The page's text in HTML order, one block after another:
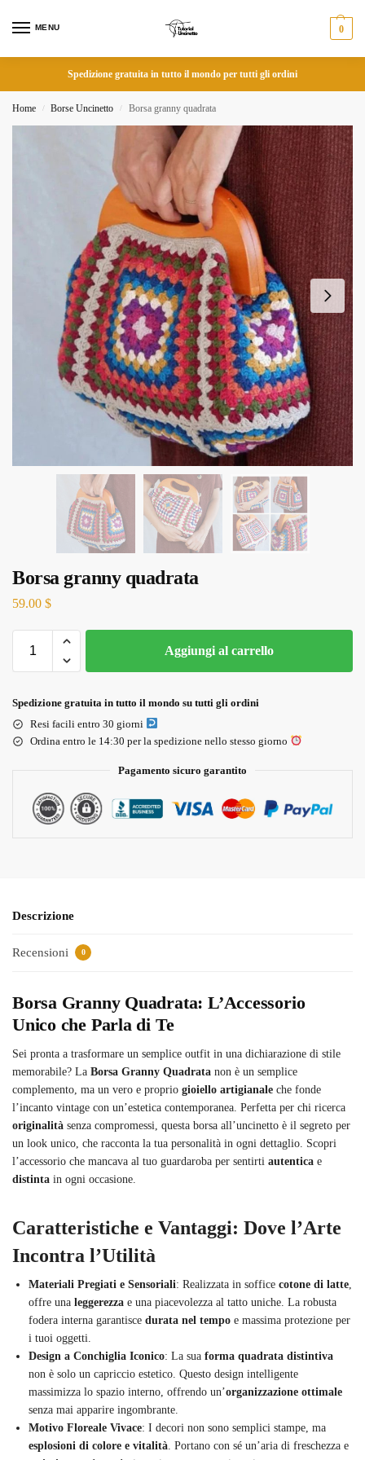
MENU 0
Spedizione gratuita in tutto il mondo per tutti gli ordini
Home / Borse Uncinetto / Borsa granny quadrata
Borsa granny quadrata
59.00 $
Aggiungi al carrello
Spedizione gratuita in tutto il mondo su tutti gli ordini
Resi facili entro 30 giorni
Ordina entro le 14:30 per la spedizione nello stesso giorno
Pagamento sicuro garantito
Descrizione
Recensioni 0
Borsa Granny Quadrata: L’Accessorio
Unico che Parla di Te
Sei pronta a trasformare un semplice outfit in una dichiarazione di stile
memorabile? La Borsa Granny Quadrata non è un semplice
complemento, ma un vero e proprio gioiello artigianale che fonde
l’incanto vintage con un’estetica contemporanea. Perfetta per chi ricerca
originalità senza compromessi, questa borsa all’uncinetto è il segreto per
un look unico, che racconta la tua personalità in ogni dettaglio. Scopri
l’accessorio che mancava al tuo guardaroba per sentirti autentica e
distinta in ogni occasione.
Caratteristiche e Vantaggi: Dove l’Arte
Incontra l’Utilità
Materiali Pregiati e Sensoriali: Realizzata in soffice cotone di latte,
offre una leggerezza e una piacevolezza al tatto uniche. La robusta
fodera interna garantisce durata nel tempo e massima protezione per
i tuoi oggetti.
Design a Conchiglia Iconico: La sua forma quadrata distintiva
non è solo un capriccio estetico. Questo design intelligente
massimizza lo spazio interno, offrendo un’organizzazione ottimale
senza mai apparire ingombrante.
Motivo Floreale Vivace: I decori non sono semplici stampe, ma
esplosioni di colore e vitalità. Portano con sé un’aria di freschezza e